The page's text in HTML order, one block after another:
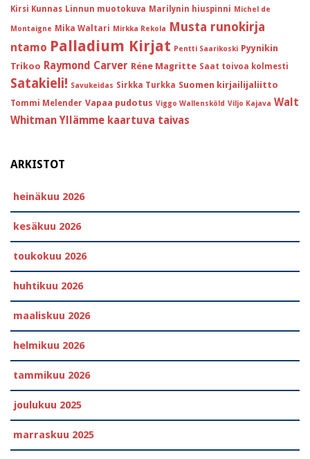
Kirsi Kunnas Linnun muotokuva Marilynin hiuspinni Michel de
Montaigne Mika Waltari Mirkka Rekola Musta runokirja
ntamo Palladium Kirjat Pentti Saarikoski Pyynikin
Trikoo Raymond Carver Réne Magritte Saat toivoa kolmesti
Satakieli! Savukeidas Sirkka Turkka Suomen kirjailijaliitto
Tommi Melender Vapaa pudotus Viggo Wallensköld Viljo Kajava Walt
Whitman Yllämme kaartuva taivas
ARKISTOT
heinäkuu 2026
kesäkuu 2026
toukokuu 2026
huhtikuu 2026
maaliskuu 2026
helmikuu 2026
tammikuu 2026
joulukuu 2025
marraskuu 2025